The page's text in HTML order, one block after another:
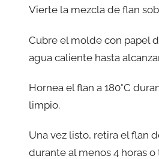
Vierte la mezcla de flan
Cubre el molde con papel
agua caliente hasta
Hornea el flan a 180°C
limpio.
Una vez listo, retira el flan
durante al menos 4 horas o